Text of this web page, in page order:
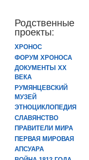
Родственные
проекты:
ХРОНОС
ФОРУМ ХРОНОСА
ДОКУМЕНТЫ XX
ВЕКА
РУМЯНЦЕВСКИЙ
МУЗЕЙ
ЭТНОЦИКЛОПЕДИЯ
СЛАВЯНСТВО
ПРАВИТЕЛИ МИРА
ПЕРВАЯ МИРОВАЯ
АПСУАРА